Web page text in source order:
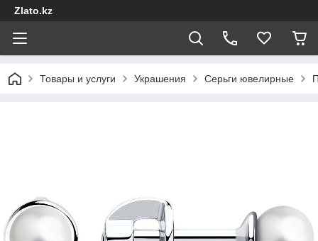
Zlato.kz
Товары и услуги Украшения Серьги ювелирные